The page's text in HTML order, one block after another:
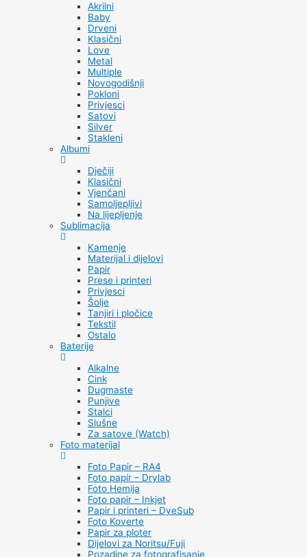
Akrilni
Baby
Drveni
Klasični
Love
Metal
Multiple
Novogodišnji
Pokloni
Privjesci
Satovi
Silver
Stakleni
Albumi
Dječiji
Klasični
Vjenčani
Samoljepljivi
Na lijepljenje
Sublimacija
Kamenje
Materijal i dijelovi
Papir
Prese i printeri
Privjesci
Šolje
Tanjiri i pločice
Tekstil
Ostalo
Baterije
Alkalne
Cink
Dugmaste
Punjive
Stalci
Slušne
Za satove (Watch)
Foto materijal
Foto Papir – RA4
Foto papir – Drylab
Foto Hemija
Foto papir – Inkjet
Papir i printeri – DyeSub
Foto Koverte
Papir za ploter
Dijelovi za Noritsu/Fuji
Pozadine za fotografisanje